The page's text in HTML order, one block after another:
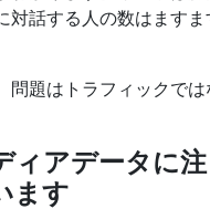
対話する人の数はます
問題はトラフィックで
ィアデータに
ます